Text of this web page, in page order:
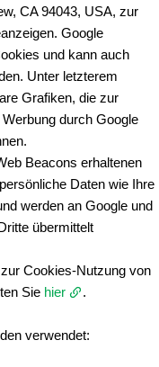
CA 94043, USA, zur
Google
und kann auch
Unter letzterem
Grafiken, die zur
durch Google
Beacons erhaltenen
Daten wie Ihre
werden an Google und
übermittelt
Cookies-Nutzung von
Sie hier .
verwendet: